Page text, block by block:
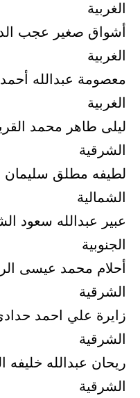
الغربية
أشواق صغير عجب
الغربية
معصومة عبدالله
الغربية
ليلى طاهر محمد
الشرقية
لطيفه مطلق سليمان
الشمالية
عبير عبدالله سعود
الجنوبية
أحلام محمد عيسى
الشرقية
زايرة علي احمد
الشرقية
ريحان عبدالله خليفه
الشرقية